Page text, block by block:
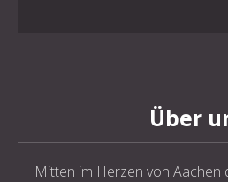
Über
Mitten im Herzen von Aachen